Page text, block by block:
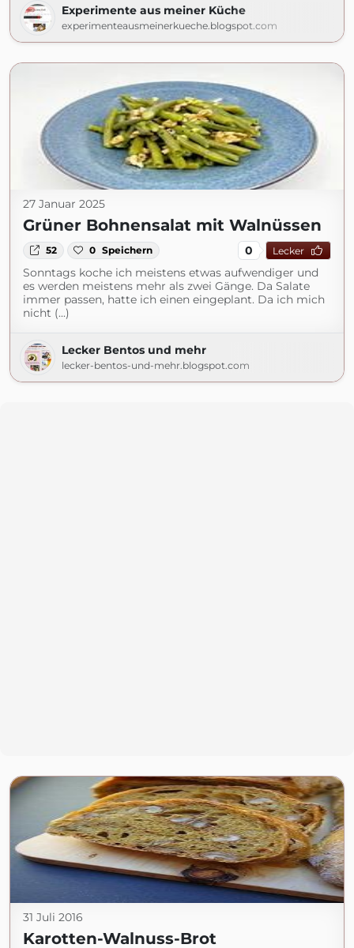
Experimente aus meiner Küche
experimenteausmeinerkueche.blogspot.com
27 Januar 2025
Grüner Bohnensalat mit Walnüssen
52 0 Speichern 0 Lecker
Sonntags koche ich meistens etwas aufwendiger und
es werden meistens mehr als zwei Gänge. Da Salate
immer passen, hatte ich einen eingeplant. Da ich mich
nicht (...)
Lecker Bentos und mehr
lecker-bentos-und-mehr.blogspot.com
31 Juli 2016
Karotten-Walnuss-Brot